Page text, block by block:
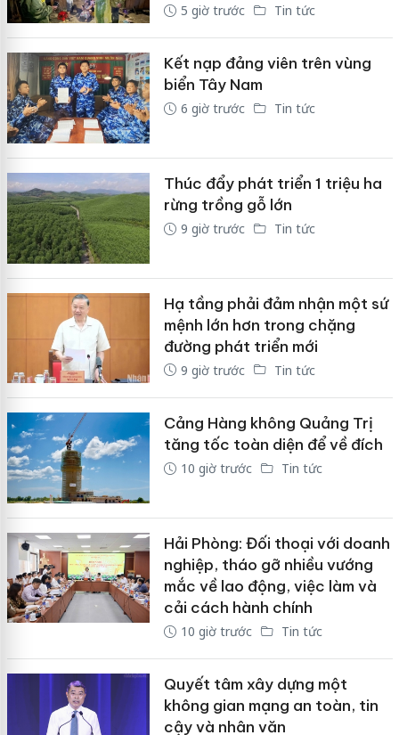
5 giờ trước Tin tức
Kết nạp đảng viên trên vùng
biển Tây Nam
6 giờ trước Tin tức
Thúc đẩy phát triển 1 triệu ha
rừng trồng gỗ lớn
9 giờ trước Tin tức
Hạ tầng phải đảm nhận một sứ
mệnh lớn hơn trong chặng
đường phát triển mới
9 giờ trước Tin tức
Cảng Hàng không Quảng Trị
tăng tốc toàn diện để về đích
10 giờ trước Tin tức
Hải Phòng: Đối thoại với doanh
nghiệp, tháo gỡ nhiều vướng
mắc về lao động, việc làm và
cải cách hành chính
10 giờ trước Tin tức
Quyết tâm xây dựng một
không gian mạng an toàn, tin
cậy và nhân văn